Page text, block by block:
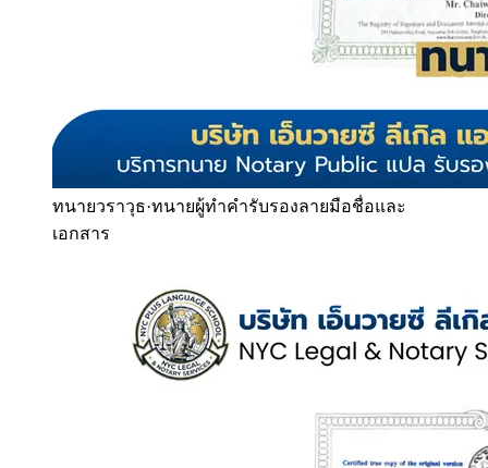
ทนายวราวุธ·ทนายผู้ทำคำรับรองลายมือชื่อและ
เอกสาร